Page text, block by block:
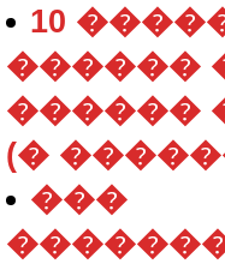
10
������
������
(�
���